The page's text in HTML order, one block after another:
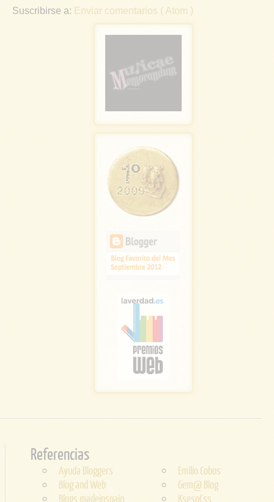
Suscribirse a: Enviar comentarios ( Atom )
Referencias
Ayuda Bloggers
Blog and Web
Blogs madeinspain
Emilio Cobos
Gem@ Blog
KsesoCss